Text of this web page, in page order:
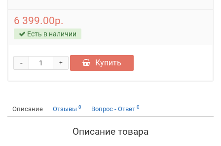
6 399.00р.
Есть в наличии
+
- Купить
Описание Отзывы 0 Вопрос - Ответ 0
Описание товара